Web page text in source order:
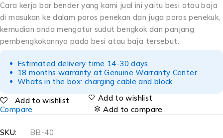
Cara kerja bar bender yang kami jual ini yaitu besi atau baja
di masukan ke dalam poros penekan dan juga poros penekuk,
kemudian anda mengatur sudut bengkok dan panjang
pembengkokannya pada besi atau baja tersebut.
Estimated delivery time 14-30 days
18 months warranty at Genuine Warranty Center.
Whats in the box: charging cable and block
Add to wishlist
Add to wishlist
Compare
Add to compare
SKU:
BB-40